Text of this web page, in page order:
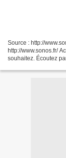
Source : http://
http://www.sonos.fr/
souhaitez. Écoutez